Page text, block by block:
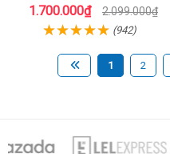
siêu thực
1.700.000₫ 2.099.000₫
(942)
1 2